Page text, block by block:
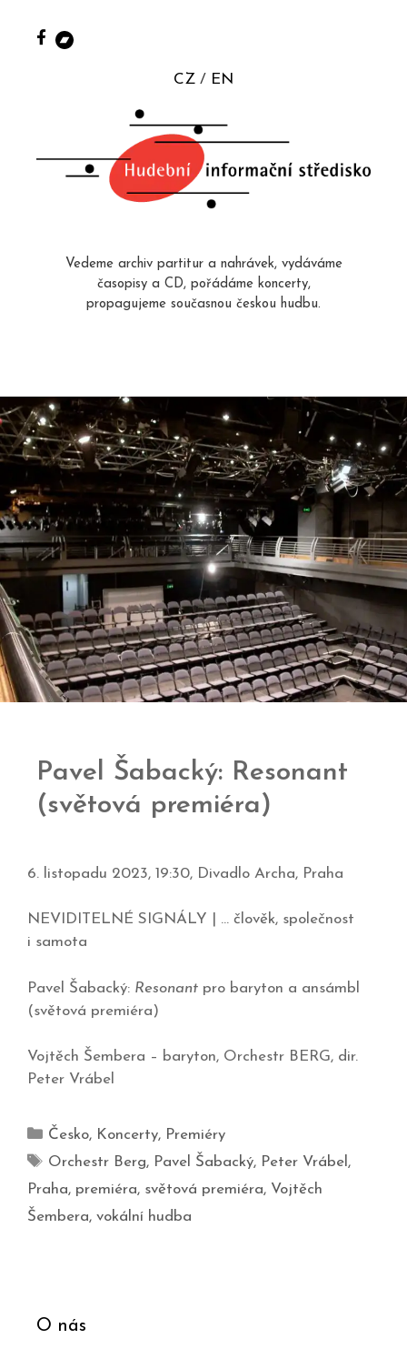
CZ EN
Vedeme archiv partitur a nahrávek, vydáváme
časopisy a CD, pořádáme koncerty,
propagujeme současnou českou hudbu.
Pavel Šabacký: Resonant
(světová premiéra)
6. listopadu 2023, 19:30, Divadlo Archa, Praha
NEVIDITELNÉ SIGNÁLY | … člověk, společnost
i samota
Pavel Šabacký: Resonant pro baryton a ansámbl
(světová premiéra)
Vojtěch Šembera – baryton, Orchestr BERG, dir.
Peter Vrábel
Česko, Koncerty, Premiéry
Orchestr Berg, Pavel Šabacký, Peter Vrábel ,
Praha, premiéra, světová premiéra, Vojtěch
Šembera, vokální hudba
O nás